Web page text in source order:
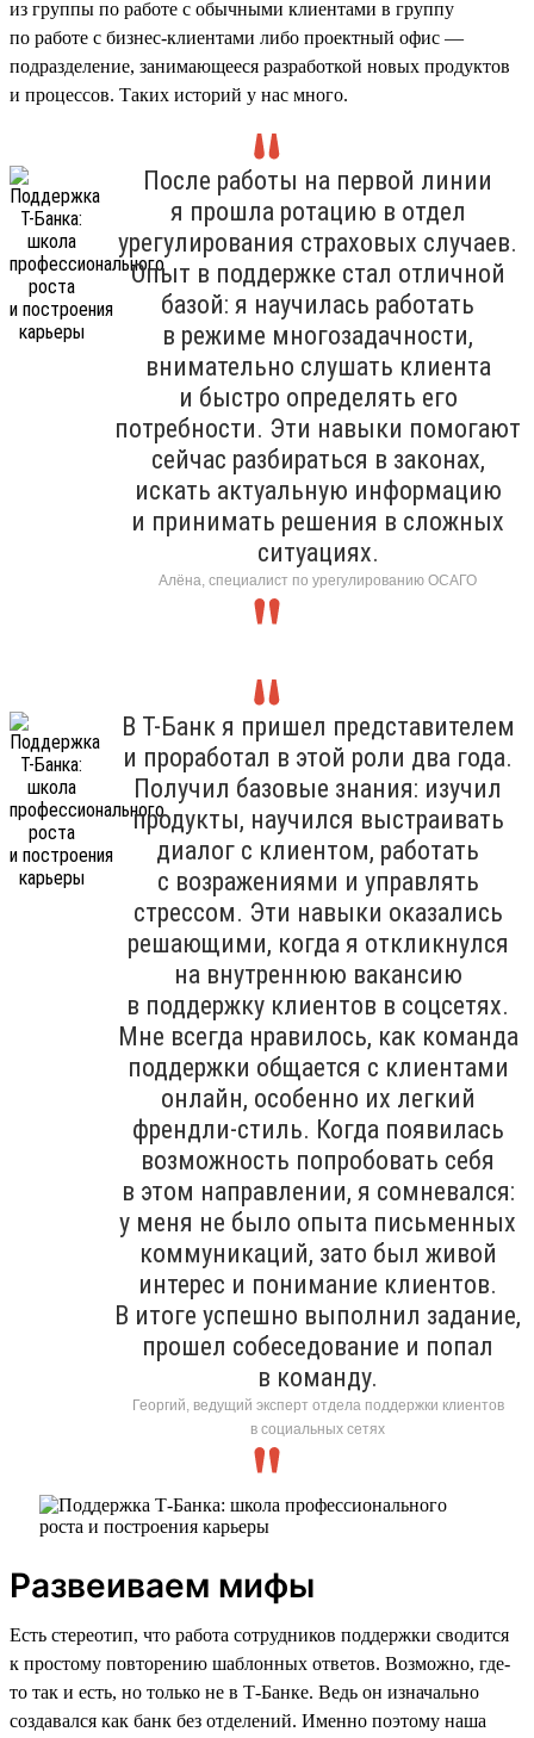
из группы по работе с обычными клиентами в группу
по работе с бизнес-клиентами либо проектный офис —
подразделение, занимающееся разработкой новых продуктов
и процессов. Таких историй у нас много.
После работы на первой линии
я прошла ротацию в отдел
урегулирования страховых случаев.
Опыт в поддержке стал отличной
базой: я научилась работать
в режиме многозадачности,
внимательно слушать клиента
и быстро определять его
потребности. Эти навыки помогают
сейчас разбираться в законах,
искать актуальную информацию
и принимать решения в сложных
ситуациях.
Алёна, специалист по урегулированию ОСАГО
В Т-Банк я пришел представителем
и проработал в этой роли два года.
Получил базовые знания: изучил
продукты, научился выстраивать
диалог с клиентом, работать
с возражениями и управлять
стрессом. Эти навыки оказались
решающими, когда я откликнулся
на внутреннюю вакансию
в поддержку клиентов в соцсетях.
Мне всегда нравилось, как команда
поддержки общается с клиентами
онлайн, особенно их легкий
френдли-стиль. Когда появилась
возможность попробовать себя
в этом направлении, я сомневался:
у меня не было опыта письменных
коммуникаций, зато был живой
интерес и понимание клиентов.
В итоге успешно выполнил задание,
прошел собеседование и попал
в команду.
Георгий, ведущий эксперт отдела поддержки клиентов
в социальных сетях
Развеиваем мифы
Есть стереотип, что работа сотрудников поддержки сводится
к простому повторению шаблонных ответов. Возможно, где-
то так и есть, но только не в Т-Банке. Ведь он изначально
создавался как банк без отделений. Именно поэтому наша